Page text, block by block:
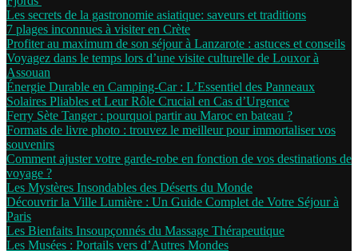
Les secrets de la gastronomie asiatique: saveurs et traditions
7 plages inconnues à visiter en Crète
Profiter au maximum de son séjour à Lanzarote : astuces et conseils
Voyagez dans le temps lors d’une visite culturelle de Louxor à
Assouan
Énergie Durable en Camping-Car : L’Essentiel des Panneaux
Solaires Pliables et Leur Rôle Crucial en Cas d’Urgence
Ferry Sète Tanger : pourquoi partir au Maroc en bateau ?
Formats de livre photo : trouvez le meilleur pour immortaliser vos
souvenirs
Comment ajuster votre garde-robe en fonction de vos destinations de
voyage ?
Les Mystères Insondables des Déserts du Monde
Découvrir la Ville Lumière : Un Guide Complet de Votre Séjour à
Paris
Les Bienfaits Insoupçonnés du Massage Thérapeutique
Les Musées : Portails vers d’Autres Mondes